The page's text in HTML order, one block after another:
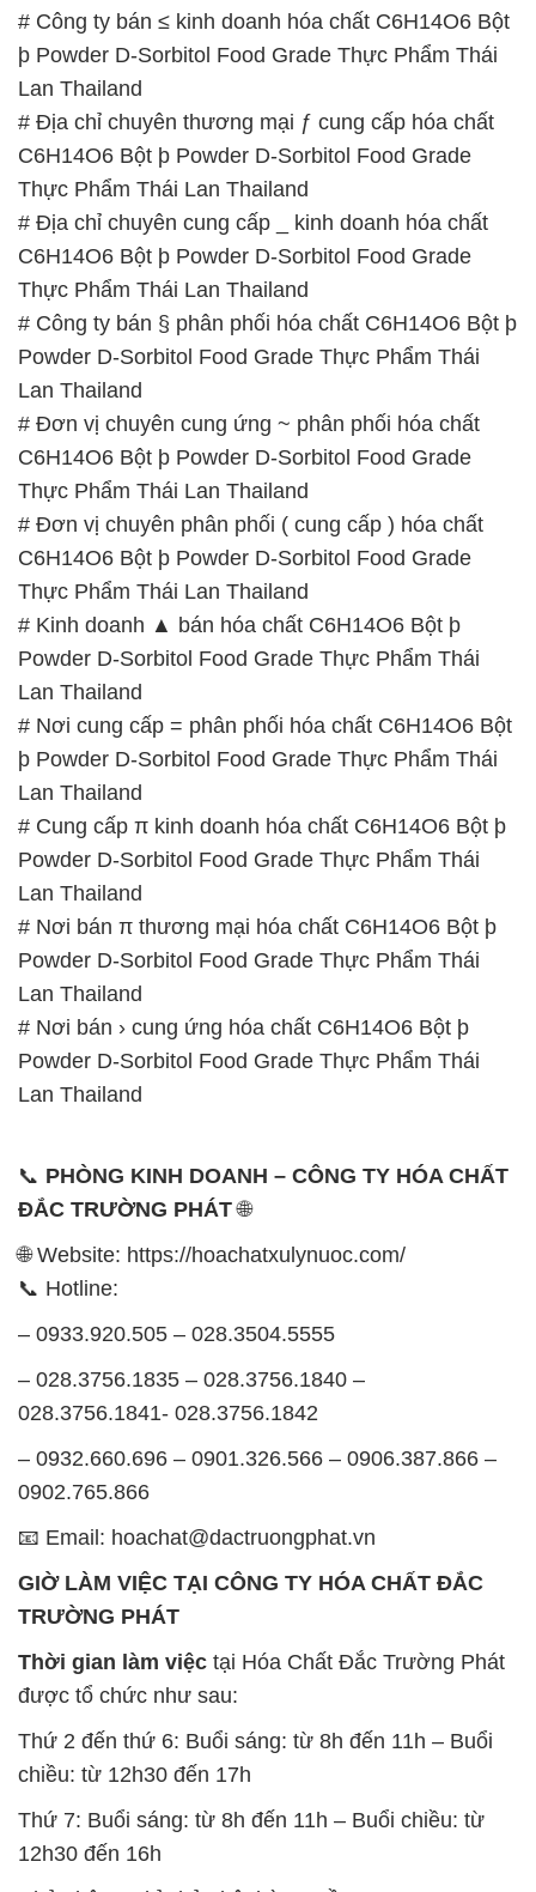
# Công ty bán ≤ kinh doanh hóa chất C6H14O6 Bột
þ Powder D-Sorbitol Food Grade Thực Phẩm Thái
Lan Thailand
# Địa chỉ chuyên thương mại ƒ cung cấp hóa chất
C6H14O6 Bột þ Powder D-Sorbitol Food Grade
Thực Phẩm Thái Lan Thailand
# Địa chỉ chuyên cung cấp _ kinh doanh hóa chất
C6H14O6 Bột þ Powder D-Sorbitol Food Grade
Thực Phẩm Thái Lan Thailand
# Công ty bán § phân phối hóa chất C6H14O6 Bột þ
Powder D-Sorbitol Food Grade Thực Phẩm Thái
Lan Thailand
# Đơn vị chuyên cung ứng ~ phân phối hóa chất
C6H14O6 Bột þ Powder D-Sorbitol Food Grade
Thực Phẩm Thái Lan Thailand
# Đơn vị chuyên phân phối ( cung cấp ) hóa chất
C6H14O6 Bột þ Powder D-Sorbitol Food Grade
Thực Phẩm Thái Lan Thailand
# Kinh doanh ▲ bán hóa chất C6H14O6 Bột þ
Powder D-Sorbitol Food Grade Thực Phẩm Thái
Lan Thailand
# Nơi cung cấp = phân phối hóa chất C6H14O6 Bột
þ Powder D-Sorbitol Food Grade Thực Phẩm Thái
Lan Thailand
# Cung cấp π kinh doanh hóa chất C6H14O6 Bột þ
Powder D-Sorbitol Food Grade Thực Phẩm Thái
Lan Thailand
# Nơi bán π thương mại hóa chất C6H14O6 Bột þ
Powder D-Sorbitol Food Grade Thực Phẩm Thái
Lan Thailand
# Nơi bán › cung ứng hóa chất C6H14O6 Bột þ
Powder D-Sorbitol Food Grade Thực Phẩm Thái
Lan Thailand
📞 PHÒNG KINH DOANH – CÔNG TY HÓA CHẤT
ĐẮC TRƯỜNG PHÁT🌐
🌐 Website: https://hoachatxulynuoc.com/
📞 Hotline:
– 0933.920.505 – 028.3504.5555
– 028.3756.1835 – 028.3756.1840 –
028.3756.1841- 028.3756.1842
– 0932.660.696 – 0901.326.566 – 0906.387.866 –
0902.765.866
📧 Email: hoachat@dactruongphat.vn
GIỜ LÀM VIỆC TẠI CÔNG TY HÓA CHẤT ĐẮC
TRƯỜNG PHÁT
Thời gian làm việc tại Hóa Chất Đắc Trường Phát
được tổ chức như sau:
Thứ 2 đến thứ 6: Buổi sáng: từ 8h đến 11h – Buổi
chiều: từ 12h30 đến 17h
Thứ 7: Buổi sáng: từ 8h đến 11h – Buổi chiều: từ
12h30 đến 16h